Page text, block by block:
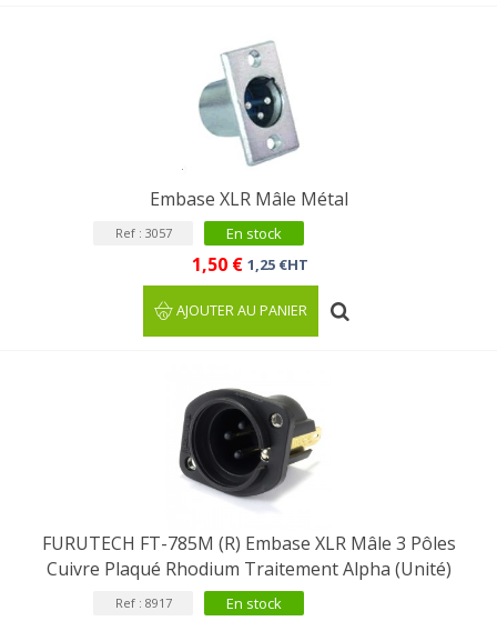
Embase XLR Mâle Métal
Ref : 3057 En stock
1,50 € 1,25 €HT
AJOUTER AU PANIER
FURUTECH FT-785M (R) Embase XLR Mâle 3 Pôles
Cuivre Plaqué Rhodium Traitement Alpha (Unité)
Ref : 8917 En stock